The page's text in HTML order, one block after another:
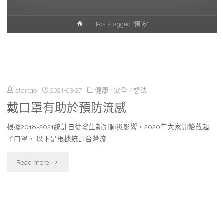
HomePosts tagged "預防"
startgo 2021-03-27 健康 / 安全 / 想法
戴口罩有助於預防流感
根據2018-2021統計自從發生新冠肺炎影響，2020年大家開始戴起
了口罩， 以下是根據統計台灣流 …
Read more "戴